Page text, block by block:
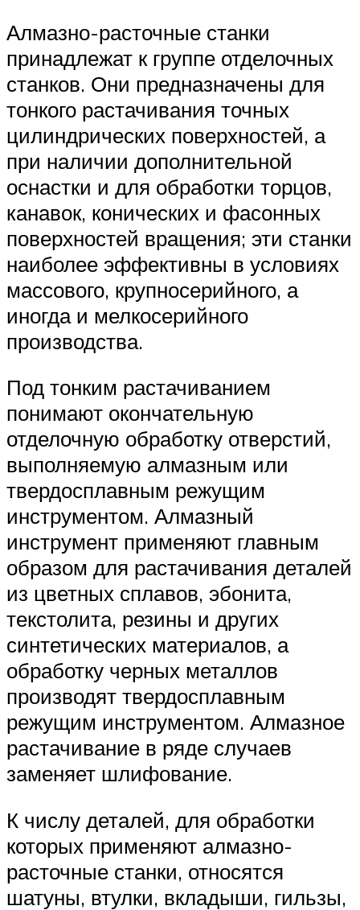
Алмазно-расточные станки
принадлежат к группе отделочных
станков. Они предназначены для
тонкого растачивания точных
цилиндрических поверхностей, а
при наличии дополнительной
оснастки и для обработки торцов,
канавок, конических и фасонных
поверхностей вращения; эти станки
наиболее эффективны в условиях
массового, крупносерийного, а
иногда и мелкосерийного
производства.
Под тонким растачиванием
понимают окончательную
отделочную обработку отверстий,
выполняемую алмазным или
твердосплавным режущим
инструментом. Алмазный
инструмент применяют главным
образом для растачивания деталей
из цветных сплавов, эбонита,
текстолита, резины и других
синтетических материалов, а
обработку черных металлов
производят твердосплавным
режущим инструментом. Алмазное
растачивание в ряде случаев
заменяет шлифование.
К числу деталей, для обработки
которых применяют алмазно-
расточные станки, относятся
шатуны, втулки, вкладыши, гильзы,